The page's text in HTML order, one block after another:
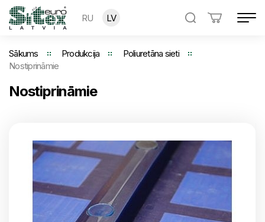
RU LV
Sākums Produkcija
Poliuretāna sieti
Nostiprināmie
Nostiprināmie